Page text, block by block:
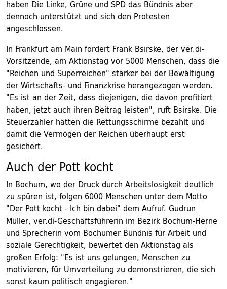
haben Die Linke, Grüne und SPD das Bündnis aber
dennoch unterstützt und sich den Protesten
angeschlossen.
In Frankfurt am Main fordert Frank Bsirske, der ver.di-
Vorsitzende, am Aktionstag vor 5000 Menschen, dass die
"Reichen und Superreichen" stärker bei der Bewältigung
der Wirtschafts- und Finanzkrise herangezogen werden.
"Es ist an der Zeit, dass diejenigen, die davon profitiert
haben, jetzt auch ihren Beitrag leisten", ruft Bsirske. Die
Steuerzahler hätten die Rettungsschirme bezahlt und
damit die Vermögen der Reichen überhaupt erst
gesichert.
Auch der Pott kocht
In Bochum, wo der Druck durch Arbeitslosigkeit deutlich
zu spüren ist, folgen 6000 Menschen unter dem Motto
"Der Pott kocht - Ich bin dabei" dem Aufruf. Gudrun
Müller, ver.di-Geschäftsführerin im Bezirk Bochum-Herne
und Sprecherin vom Bochumer Bündnis für Arbeit und
soziale Gerechtigkeit, bewertet den Aktionstag als
großen Erfolg: "Es ist uns gelungen, Menschen zu
motivieren, für Umverteilung zu demonstrieren, die sich
sonst kaum politisch engagieren."